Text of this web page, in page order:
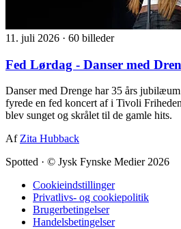
11. juli 2026 · 60 billeder
Fed Lørdag - Danser med
Danser med Drenge har 35 års
fyrede en fed koncert af i Tivoli
blev sunget og skrålet til de gamle hits.
Af Zita Hubback
Spotted · © Jysk Fynske Medier 2026
Cookieindstillinger
Privatlivs- og cookiepolitik
Brugerbetingelser
Handelsbetingelser